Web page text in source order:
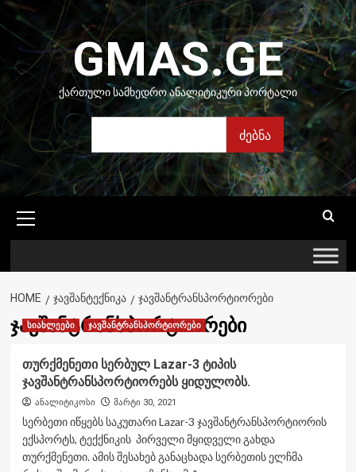
Skip
to
content
GMAS.GE
ᲥᲐᲠᲗᲣᲚᲘ ᲡᲐᲛᲮᲔᲓᲠᲝ ᲐᲜᲐᲚᲘᲢᲘᲙᲣᲠᲘ ᲞᲝᲠᲢᲐᲚᲘ
ძებნა
Menu
HOME ᲯᲐᲕᲨᲐᲜᲢᲔᲥᲜᲘᲙᲐ ᲯᲐᲕᲨᲐᲜᲢᲠᲐᲜᲡᲞᲝᲠᲢᲘᲝᲠᲔᲑᲘ
ჯავშანტრანსპორტიორები
სიახლეები ჯავშანტრანსპორტიორები
თურქმენეთი სერბულ Lazar-3 ტიპის
ჯავშანტრანსპორტიორებს ყიდულობს.
ანალიტიკოსი მარტი 30, 2021
სერბეთი იწყებს საკუთარი Lazar-3 ჯავშანტრანსპორტიორის
ექსპორტს, ტექქნიკის პირველი მყიდველი გახდა
თურქმენეთი. ამის შესახებ განაცხადა სერბეთის ელჩმა